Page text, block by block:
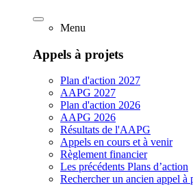
Menu
Appels à projets
Plan d'action 2027
AAPG 2027
Plan d'action 2026
AAPG 2026
Résultats de l'AAPG
Appels en cours et à venir
Règlement financier
Les précédents Plans d’action
Rechercher un ancien appel à